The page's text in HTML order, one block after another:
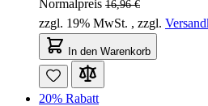
Normalpreis 16,96 €
zzgl. 19% MwSt. , zzgl.
In den Warenkorb
20% Rabatt